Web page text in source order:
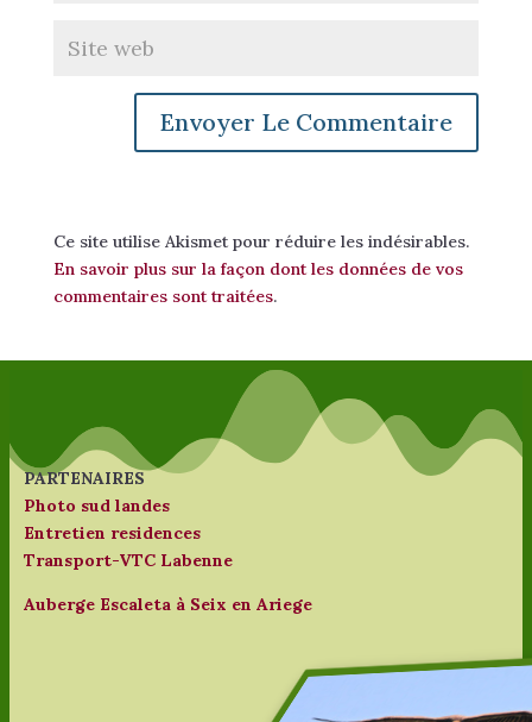
Ce site utilise Akismet pour réduire les indésirables.
En savoir plus sur la façon dont les données de vos
commentaires sont traitées.
PARTENAIRES
Photo sud landes
Entretien residences
Transport-VTC Labenne
Auberge Escaleta à Seix en Ariege